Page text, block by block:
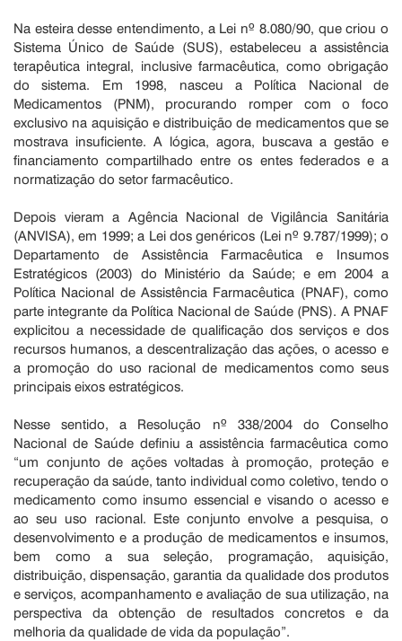
Na esteira desse entendimento, a Lei nº 8.080/90, que criou o
Sistema Único de Saúde (SUS), estabeleceu a assistência
terapêutica integral, inclusive farmacêutica, como obrigação
do sistema. Em 1998, nasceu a Política Nacional de
Medicamentos (PNM), procurando romper com o foco
exclusivo na aquisição e distribuição de medicamentos que se
mostrava insuficiente. A lógica, agora, buscava a gestão e
financiamento compartilhado entre os entes federados e a
normatização do setor farmacêutico.
Depois vieram a Agência Nacional de Vigilância Sanitária
(ANVISA), em 1999; a Lei dos genéricos (Lei nº 9.787/1999); o
Departamento de Assistência Farmacêutica e Insumos
Estratégicos (2003) do Ministério da Saúde; e em 2004 a
Política Nacional de Assistência Farmacêutica (PNAF), como
parte integrante da Política Nacional de Saúde (PNS). A PNAF
explicitou a necessidade de qualificação dos serviços e dos
recursos humanos, a descentralização das ações, o acesso e
a promoção do uso racional de medicamentos como seus
principais eixos estratégicos.
Nesse sentido, a Resolução nº 338/2004 do Conselho
Nacional de Saúde definiu a assistência farmacêutica como
“um conjunto de ações voltadas à promoção, proteção e
recuperação da saúde, tanto individual como coletivo, tendo o
medicamento como insumo essencial e visando o acesso e
ao seu uso racional. Este conjunto envolve a pesquisa, o
desenvolvimento e a produção de medicamentos e insumos,
bem como a sua seleção, programação, aquisição,
distribuição, dispensação, garantia da qualidade dos produtos
e serviços, acompanhamento e avaliação de sua utilização, na
perspectiva da obtenção de resultados concretos e da
melhoria da qualidade de vida da população”.